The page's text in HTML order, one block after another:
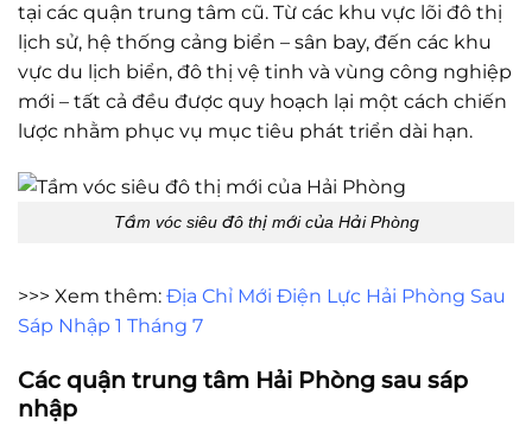
tại các quận trung tâm cũ. Từ các khu vực lõi đô thị
lịch sử, hệ thống cảng biển – sân bay, đến các khu
vực du lịch biển, đô thị vệ tinh và vùng công nghiệp
mới – tất cả đều được quy hoạch lại một cách chiến
lược nhằm phục vụ mục tiêu phát triển dài hạn.
Tầm vóc siêu đô thị mới của Hải Phòng
>>> Xem thêm: Địa Chỉ Mới Điện Lực Hải Phòng Sau
Sáp Nhập 1 Tháng 7
Các quận trung tâm Hải Phòng sau sáp
nhập